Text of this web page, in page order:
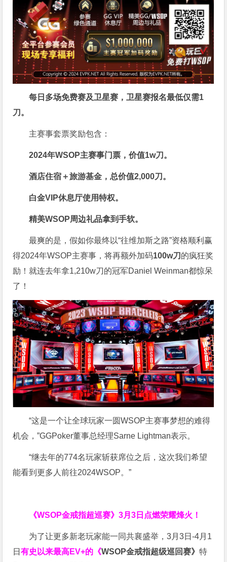
每日多场免费赛及卫星赛，卫星赛报名最低仅需1
刀 。
主赛事套票奖励包含：
2024年WSOP主赛事门票，价值1w刀 。
酒店住宿＋旅游基金，总价值2,000刀。
白金VIP休息厅使用特权。
精美WSOP周边礼品拿到手软。
最爽的是，假如你最终以“往维加斯之路”资格顺利赢
得2024年WSOP主赛事，将再额外加码100w刀 的疯狂奖
励！就连去年拿1,210w刀的冠军Daniel Weinman都惊呆
了！
“这是一个让全球玩家一圆WSOP主赛事梦想的难得
机会，”GGPoker董事总经理Sarne Lightman表示。
“继去年的774名玩家斩获席位之后，这次我们希望
能看到更多人前往2024WSOP。”
《WSOP金戒指超巡赛》3月3日点燃荣耀烽火！
为了让更多新老玩家能一同共襄盛举，3月3日-4月1
日有史以来最高EV+的《WSOP金戒指超级巡回赛》特